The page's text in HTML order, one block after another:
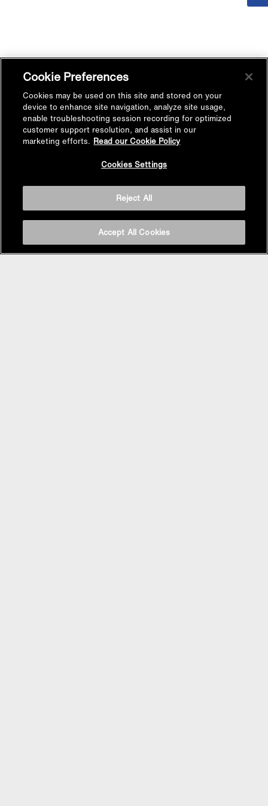
Cookie Preferences
Cookies may be used on this site and stored on your
device to enhance site navigation, analyze site usage,
enable troubleshooting session recording for optimized
customer support resolution, and assist in our
marketing efforts. Read our Cookie Policy
Cookies Settings
Reject All
Accept All Cookies